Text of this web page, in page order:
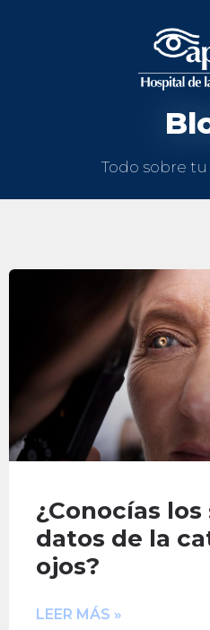
Todo sobre tu
¿Conocías
datos de la
ojos?
LEER MÁS »